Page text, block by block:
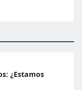
¿Estamos